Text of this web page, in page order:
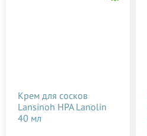
Крем для сосков
Lansinoh HPA Lanolin
40 мл